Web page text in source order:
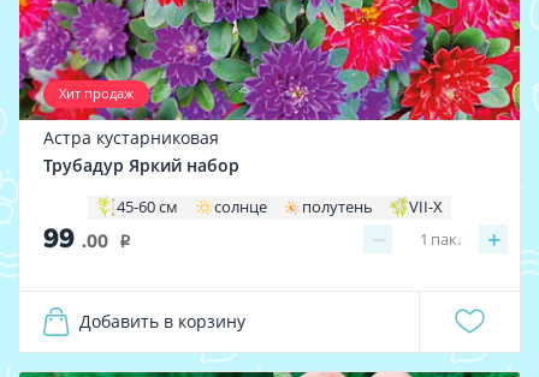
Хит продаж
Астра кустарниковая
Трубадур Яркий набор
45-60 см солнце полутень VII-X
99 .00 i − +
1 пак.
Добавить в корзину